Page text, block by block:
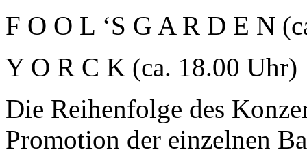
F O O L ‘S G A R D E N
Y O R C K (ca. 18.00 Uhr)
Die Reihenfolge des
Promotion der einzelnen